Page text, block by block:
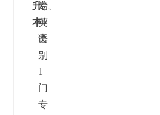
升
本
专
业
类
别
治、
英
语
+
1
门
专